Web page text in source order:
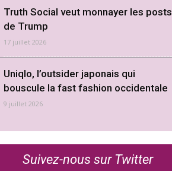
Truth Social veut monnayer les posts
de Trump
17 juillet 2026
Uniqlo, l’outsider japonais qui
bouscule la fast fashion occidentale
9 juillet 2026
Suivez-nous sur Twitter